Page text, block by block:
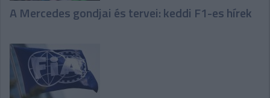
A Mercedes gondjai és tervei: keddi F1-es hírek